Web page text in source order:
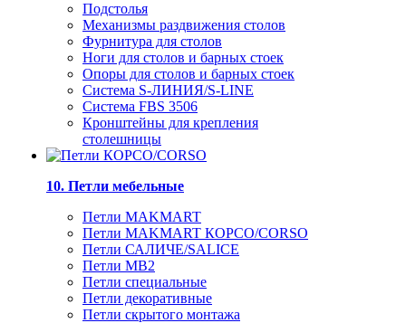
Подстолья
Механизмы раздвижения столов
Фурнитура для столов
Ноги для столов и барных стоек
Опоры для столов и барных стоек
Система S-ЛИНИЯ/S-LINE
Система FBS 3506
Кронштейны для крепления
столешницы
10. Петли мебельные
Петли MAKMART
Петли MAKMART КОРСО/CORSO
Петли САЛИЧЕ/SALICE
Петли MB2
Петли специальные
Петли декоративные
Петли скрытого монтажа